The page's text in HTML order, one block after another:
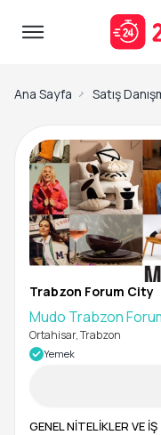
Ana Sayfa Satış
Trabzon Forum City
Mudo Trabzon
Ortahisar, Trabzon
Yemek
GENEL NİTELİKLER VE